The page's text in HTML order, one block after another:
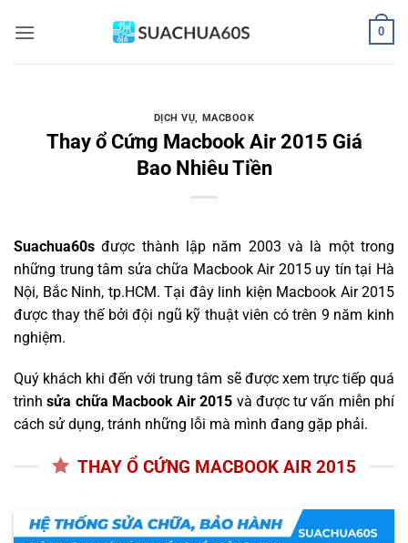
qua
0
DỊCH VỤ, MACBOOK
Thay ổ Cứng Macbook Air 2015 Giá
Bao Nhiêu Tiền
Suachua60s được thành lập năm 2003 và là một trong
những trung tâm sửa chữa Macbook Air 2015 uy tín tại Hà
Nội, Bắc Ninh, tp.HCM. Tại đây linh kiện Macbook Air 2015
được thay thế bởi đội ngũ kỹ thuật viên có trên 9 năm kinh
nghiệm.
Quý khách khi đến với trung tâm sẽ được xem trực tiếp quá
trìnhsửa chữa Macbook Air 2015 và được tư vấn miễn phí
cách sử dụng, tránh những lỗi mà mình đang gặp phải.
THAY Ổ CỨNG MACBOOK AIR 2015